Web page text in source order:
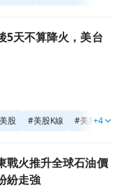
美台股先彈能信嗎？頁
5天不算降火，美台
美股 #美股K線 #美股即時消
+4
油價格，全球能源股
戰火推升全球石油價
紛走強